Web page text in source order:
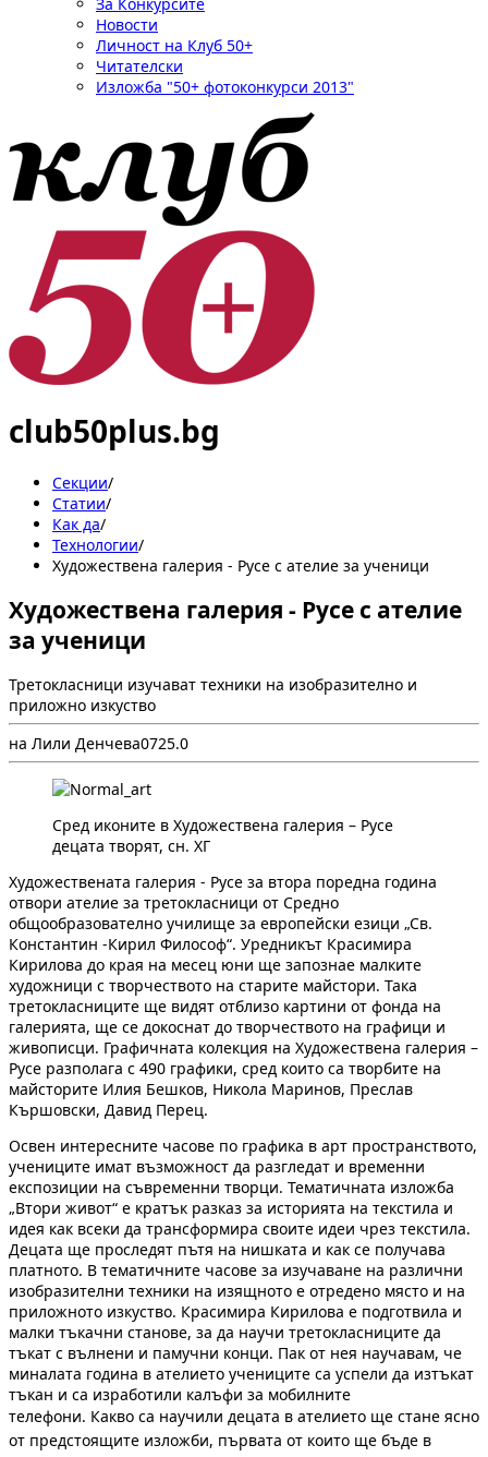
Новости
Личност на Клуб 50+
Читателски
Изложба "50+ фотоконкурси 2013"
club50plus.bg
Секции/
Статии/
Как да/
Технологии/
Художествена галерия - Русе с ателие за ученици
Художествена галерия - Русе с ателие
за ученици
Третокласници изучават техники на изобразително и
приложно изкуство
на Лили Денчева0725.0
Сред иконите в Художествена галерия – Русе
децата творят, сн. ХГ
Художествената галерия - Русе за втора поредна година
отвори ателие за третокласници от Средно
общообразователно училище за европейски езици „Св.
Константин -Кирил Философ“. Уредникът Красимира
Кирилова до края на месец юни ще запознае малките
художници с творчеството на старите майстори. Така
третокласниците ще видят отблизо картини от фонда на
галерията, ще се докоснат до творчеството на графици и
живописци. Графичната колекция на Художествена галерия –
Русе разполага с 490 графики, сред които са творбите на
майсторите Илия Бешков, Никола Маринов, Преслав
Кършовски, Давид Перец.
Освен интересните часове по графика в арт пространството,
учениците имат възможност да разгледат и временни
експозиции на съвременни творци. Тематичната изложба
„Втори живот“ е кратък разказ за историята на текстила и
идея как всеки да трансформира своите идеи чрез текстила.
Децата ще проследят пътя на нишката и как се получава
платното. В тематичните часове за изучаване на различни
изобразителни техники на изящното е отредено място и на
приложното изкуство. Красимира Кирилова е подготвила и
малки тъкачни станове, за да научи третокласниците да
тъкат с вълнени и памучни конци. Пак от нея научавам, че
миналата година в ателието учениците са успели да изтъкат
тъкан и са изработили калъфи за мобилните
телефони. Какво са научили децата в ателието ще стане ясно
от предстоящите изложби, първата от които ще бъде в